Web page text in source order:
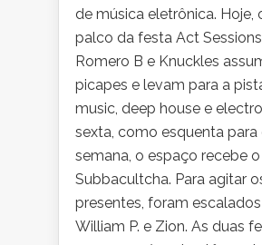
de música eletrônica. Hoje,
palco da festa Act
Romero B e Knuckles
picapes e levam para a
music, deep house e
sexta, como esquenta para
semana, o espaço recebe
Subbacultcha. Para agitar
presentes, foram
William P. e Zion. As duas